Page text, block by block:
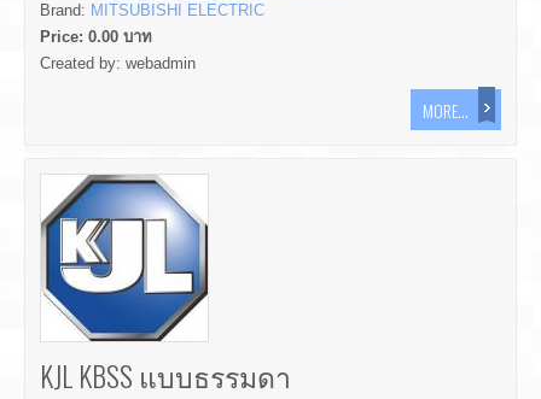
Brand: MITSUBISHI ELECTRIC
Price: 0.00 บาท
Created by: webadmin
MORE...
KJL KBSS แบบธรรมดา